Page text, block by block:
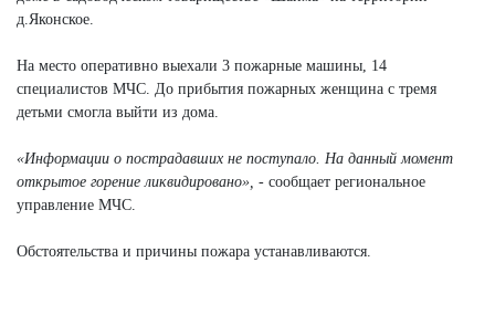
д.Яконское.
На место оперативно выехали 3 пожарные машины, 14
специалистов МЧС. До прибытия пожарных женщина с тремя
детьми смогла выйти из дома.
«Информации о пострадавших не поступало. На данный момент
открытое горение ликвидировано», - сообщает региональное
управление МЧС.
Обстоятельства и причины пожара устанавливаются.